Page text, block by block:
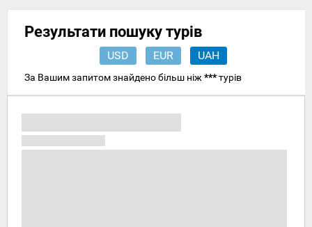
Результати пошуку турів
USD EUR UAH
За Вашим запитом знайдено більш ніж ***турів